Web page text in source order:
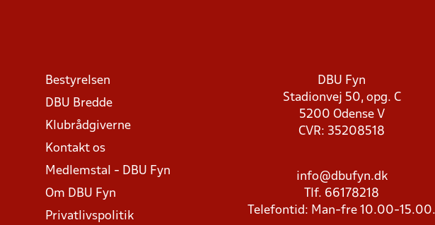
Bestyrelsen
DBU Bredde
Klubrådgiverne
Kontakt os
Medlemstal - DBU Fyn
Om DBU Fyn
Privatlivspolitik
DBU Fyn
Stadionvej 50, opg. C
5200 Odense V
CVR: 35208518
info@dbufyn.dk
Tlf. 66178218
Telefontid: Man-fre 10.00-15.00.